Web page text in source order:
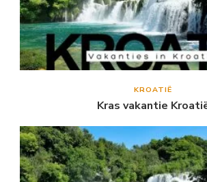
KROATIË
Kras vakantie